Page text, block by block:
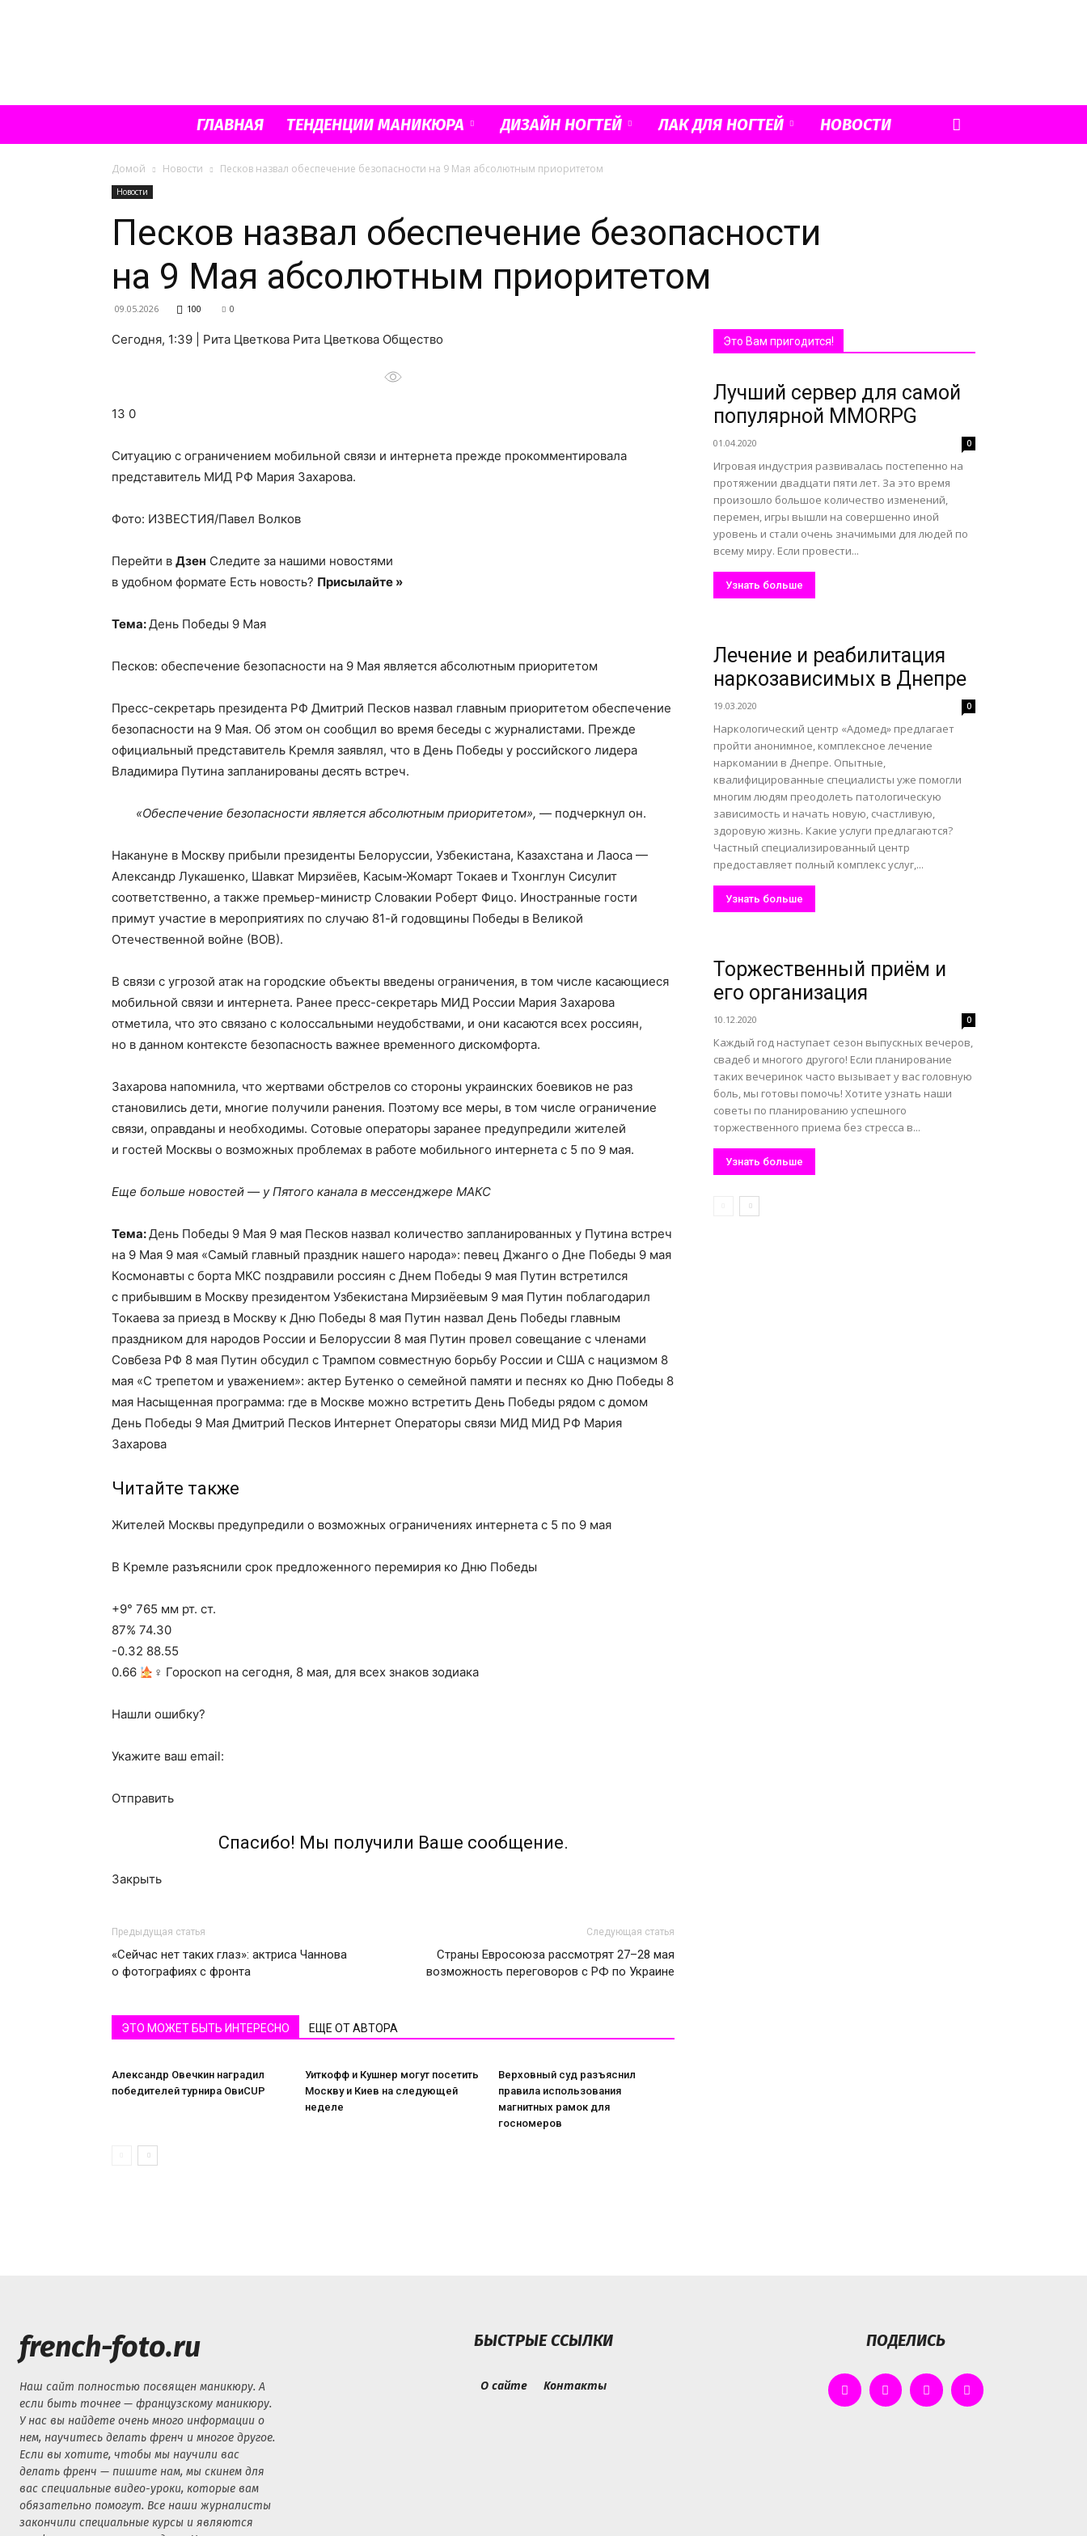
Французский
ГЛАВНАЯ ТЕНДЕНЦИИ МАНИКЮРА ДИЗАЙН НОГТЕЙ ЛАК ДЛЯ НОГТЕЙ НОВОСТИ
Домой Новости Песков назвал обеспечение безопасности на 9 Мая абсолютным приоритетом
Новости
Песков назвал обеспечение безопасности
на 9 Мая абсолютным приоритетом
09.05.2026 100 0
Сегодня, 1:39 | Рита Цветкова Рита Цветкова Общество
13 0
Ситуацию с ограничением мобильной связи и интернета прежде прокомментировала
представитель МИД РФ Мария Захарова.
Фото: ИЗВЕСТИЯ/Павел Волков
Перейти в Дзен Следите за нашими новостями
в удобном формате Есть новость? Присылайте »
Тема:День Победы 9 Мая
Песков: обеспечение безопасности на 9 Мая является абсолютным приоритетом
Пресс-секретарь президента РФ Дмитрий Песков назвал главным приоритетом обеспечение
безопасности на 9 Мая. Об этом он сообщил во время беседы с журналистами. Прежде
официальный представитель Кремля заявлял, что в День Победы у российского лидера
Владимира Путина запланированы десять встреч.
«Обеспечение безопасности является абсолютным приоритетом», — подчеркнул он.
Накануне в Москву прибыли президенты Белоруссии, Узбекистана, Казахстана и Лаоса —
Александр Лукашенко, Шавкат Мирзиёев, Касым-Жомарт Токаев и Тхонглун Сисулит
соответственно, а также премьер-министр Словакии Роберт Фицо. Иностранные гости
примут участие в мероприятиях по случаю 81-й годовщины Победы в Великой
Отечественной войне (ВОВ).
В связи с угрозой атак на городские объекты введены ограничения, в том числе касающиеся
мобильной связи и интернета. Ранее пресс-секретарь МИД России Мария Захарова
отметила, что это связано с колоссальными неудобствами, и они касаются всех россиян,
но в данном контексте безопасность важнее временного дискомфорта.
Захарова напомнила, что жертвами обстрелов со стороны украинских боевиков не раз
становились дети, многие получили ранения. Поэтому все меры, в том числе ограничение
связи, оправданы и необходимы. Сотовые операторы заранее предупредили жителей
и гостей Москвы о возможных проблемах в работе мобильного интернета с 5 по 9 мая.
Еще больше новостей — у Пятого канала в мессенджере МАКС
Тема:День Победы 9 Мая 9 мая Песков назвал количество запланированных у Путина встреч
на 9 Мая 9 мая «Самый главный праздник нашего народа»: певец Джанго о Дне Победы 9 мая
Космонавты с борта МКС поздравили россиян с Днем Победы 9 мая Путин встретился
с прибывшим в Москву президентом Узбекистана Мирзиёевым 9 мая Путин поблагодарил
Токаева за приезд в Москву к Дню Победы 8 мая Путин назвал День Победы главным
праздником для народов России и Белоруссии 8 мая Путин провел совещание с членами
Совбеза РФ 8 мая Путин обсудил с Трампом совместную борьбу России и США с нацизмом 8
мая «С трепетом и уважением»: актер Бутенко о семейной памяти и песнях ко Дню Победы 8
мая Насыщенная программа: где в Москве можно встретить День Победы рядом с домом
День Победы 9 Мая Дмитрий Песков Интернет Операторы связи МИД МИД РФ Мария
Захарова
Читайте также
Жителей Москвы предупредили о возможных ограничениях интернета с 5 по 9 мая
В Кремле разъяснили срок предложенного перемирия ко Дню Победы
+9° 765 мм рт. ст.
87% 74.30
-0.32 88.55
0.66
‍♀ Гороскоп на сегодня, 8 мая, для всех знаков зодиака
Нашли ошибку?
Укажите ваш email:
Отправить
Спасибо! Мы получили Ваше сообщение.
Закрыть
Предыдущая статья
«Сейчас нет таких глаз»: актриса Чаннова
о фотографиях с фронта
Следующая статья
Страны Евросоюза рассмотрят 27–28 мая
возможность переговоров с РФ по Украине
ЭТО МОЖЕТ БЫТЬ ИНТЕРЕСНО ЕЩЕ ОТ АВТОРА
Александр Овечкин наградил
победителей турнира ОвиCUP
Уиткофф и Кушнер могут посетить
Москву и Киев на следующей
неделе
Верховный суд разъяснил
правила использования
магнитных рамок для
госномеров
Это Вам пригодится!
Лучший сервер для самой
популярной MMORPG
01.04.2020 0
Игровая индустрия развивалась постепенно на
протяжении двадцати пяти лет. За это время
произошло большое количество изменений,
перемен, игры вышли на совершенно иной
уровень и стали очень значимыми для людей по
всему миру. Если провести...
Узнать больше
Лечение и реабилитация
наркозависимых в Днепре
19.03.2020 0
Наркологический центр «Адомед» предлагает
пройти анонимное, комплексное лечение
наркомании в Днепре. Опытные,
квалифицированные специалисты уже помогли
многим людям преодолеть патологическую
зависимость и начать новую, счастливую,
здоровую жизнь. Какие услуги предлагаются?
Частный специализированный центр
предоставляет полный комплекс услуг,...
Узнать больше
Торжественный приём и
его организация
10.12.2020 0
Каждый год наступает сезон выпускных вечеров,
свадеб и многого другого! Если планирование
таких вечеринок часто вызывает у вас головную
боль, мы готовы помочь! Хотите узнать наши
советы по планированию успешного
торжественного приема без стресса в...
Узнать больше
french-foto.ru
Наш сайт полностью посвящен маникюру. А
если быть точнее — французскому маникюру.
У нас вы найдете очень много информации о
нем, научитесь делать френч и многое другое.
Если вы хотите, чтобы мы научили вас
делать френч — пишите нам, мы скинем для
вас специальные видео-уроки, которые вам
обязательно помогут. Все наши журналисты
закончили специальные курсы и являются
БЫСТРЫЕ ССЫЛКИ
О сайте Контакты
ПОДЕЛИСЬ